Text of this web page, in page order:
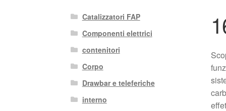
Catalizzatori FAP
Componenti elettrici
contenitori
Corpo
Drawbar e teleferiche
interno